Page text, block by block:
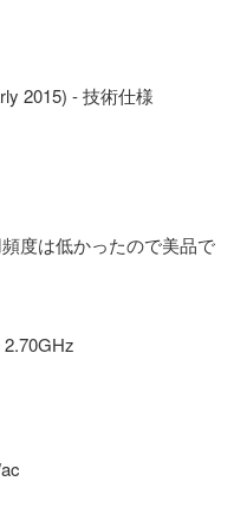
2015) - 技術仕様
度は低かったので美品で